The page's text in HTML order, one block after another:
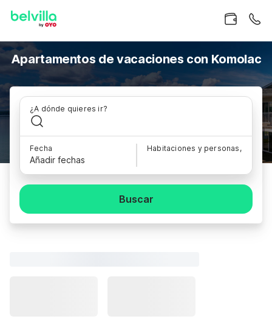
Apartamentos de vacaciones con Komolac
¿A dónde quieres ir?
Fecha
Añadir fechas
Habitaciones y personas,
Buscar